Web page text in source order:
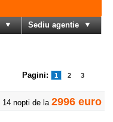
Sediu agentie
Pagini: 1 2 3
14 nopti de la 2996 euro